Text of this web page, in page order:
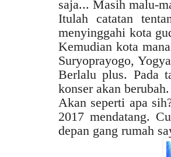
saja... Masih malu-
Itulah catatan
menyinggahi kota
Kemudian kota
Suryoprayogo,
Berlalu plus. Pada
konser akan
Akan seperti apa
2017 mendatang.
depan gang rumah